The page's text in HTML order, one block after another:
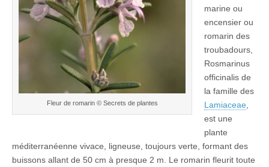
Fleur de romarin © Secrets de plantes
marine ou
encensier ou
romarin des
troubadours,
Rosmarinus
officinalis de
la famille des
Lamiaceae
est une
plante
méditerranéenne vivace, ligneuse, toujours verte, formant des
buissons allant de 50 cm à presque 2 m. Le romarin fleurit toute